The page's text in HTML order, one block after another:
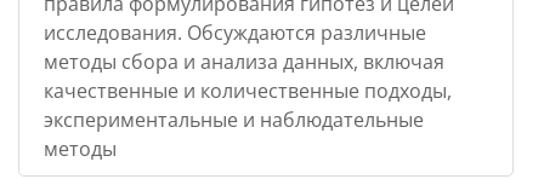
исследования. Обсуждаются различные
методы сбора и анализа данных, включая
качественные и количественные подходы,
экспериментальные и наблюдательные
методы